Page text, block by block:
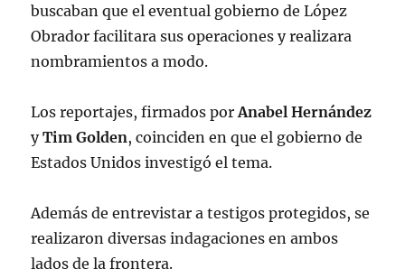
buscaban que el eventual gobierno de López
Obrador facilitara sus operaciones y realizara
nombramientos a modo.
Los reportajes, firmados por Anabel Hernández
yTim Golden, coinciden en que el gobierno de
Estados Unidos investigó el tema.
Además de entrevistar a testigos protegidos, se
realizaron diversas indagaciones en ambos
lados de la frontera.